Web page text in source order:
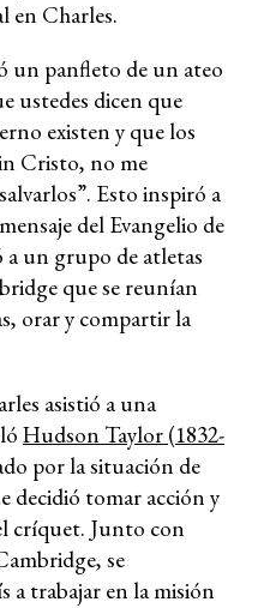
en Charles.
un panfleto de un ateo
ustedes dicen que
existen y que los
Cristo, no me
Esto inspiró a
del Evangelio de
un grupo de atletas
que se reunían
orar y compartir la
asistió a una
Hudson Taylor (1832-
por la situación de
decidió tomar acción y
críquet. Junto con
se
a trabajar en la misión